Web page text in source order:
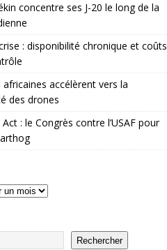
concentre ses J-20 le long de la
: disponibilité chronique et coûts
africaines accélèrent vers la
des drones
Act : le Congrès contre l’USAF pour
Rechercher